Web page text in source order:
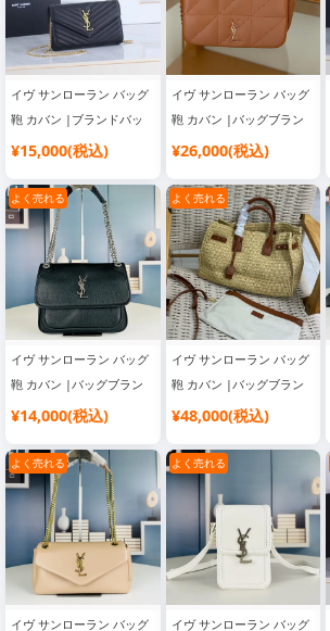
イヴ サンローラン バッグ
鞄 カバン |ブランドバッ
グ コピー おすすめ
¥15,000(税込)
イヴ サンローラン バッグ
鞄 カバン |バッグブラン
ド レディース
¥26,000(税込)
よく売れる
イヴ サンローラン バッグ
鞄 カバン |バッグブラン
ド レディース
¥14,000(税込)
よく売れる
イヴ サンローラン バッグ
鞄 カバン |バッグブラン
ド レディース
¥48,000(税込)
よく売れる
イヴ サンローラン バッグ
よく売れる
イヴ サンローラン バッグ